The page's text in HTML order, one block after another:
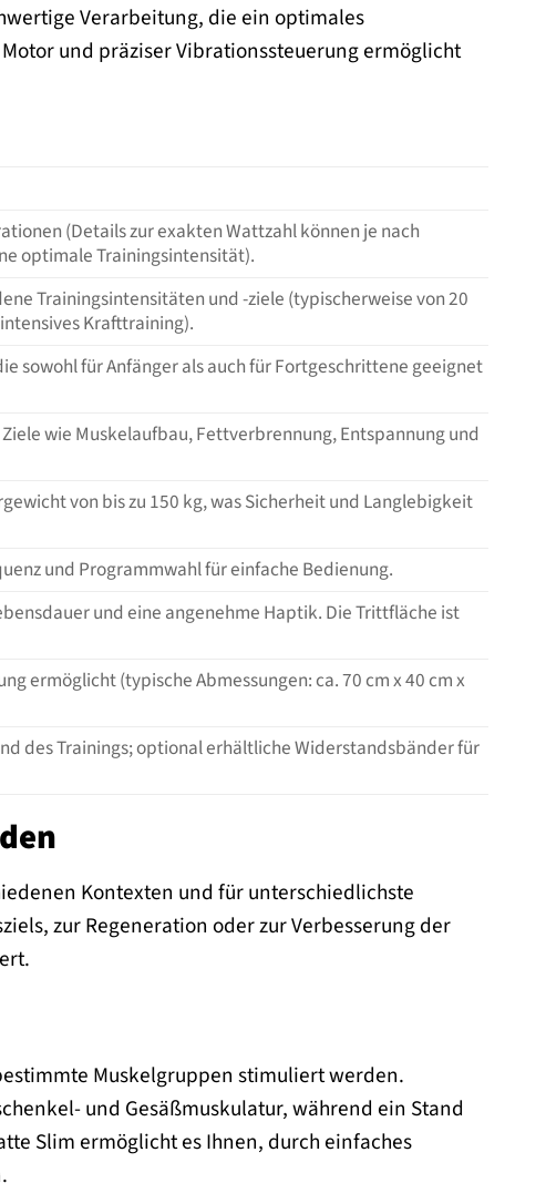
Verarbeitung, die ein optimales
und präziser Vibrationssteuerung ermöglicht
(Details zur exakten Wattzahl können je nach
optimale Trainingsintensität).
Trainingsintensitäten und -ziele (typischerweise von 20
Krafttraining).
sowohl für Anfänger als auch für Fortgeschrittene geeignet
wie Muskelaufbau, Fettverbrennung, Entspannung und
von bis zu 150 kg, was Sicherheit und Langlebigkeit
und Programmwahl für einfache Bedienung.
und eine angenehme Haptik. Die Trittfläche ist
ermöglicht (typische Abmessungen: ca. 70 cm x 40 cm x
des Trainings; optional erhältliche Widerstandsbänder für
Kontexten und für unterschiedlichste
zur Regeneration oder zur Verbesserung der
Muskelgruppen stimuliert werden.
und Gesäßmuskulatur, während ein Stand
Slim ermöglicht es Ihnen, durch einfaches